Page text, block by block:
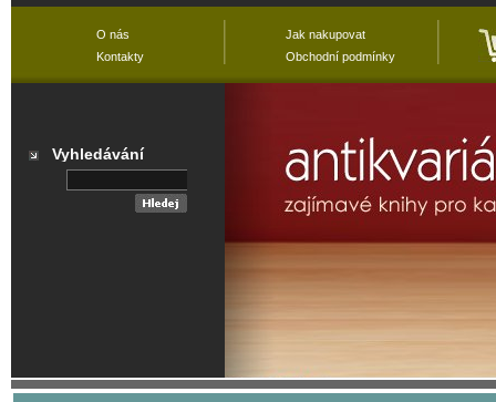
O nás
Kontakty
Jak nakupovat
Obchodní podmínky
Vyhledávání